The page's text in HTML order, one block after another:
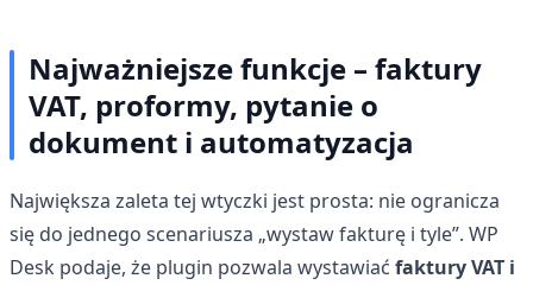
Najważniejsze funkcje – faktury
VAT, proformy, pytanie o
dokument i automatyzacja
Największa zaleta tej wtyczki jest prosta: nie ogranicza
się do jednego scenariusza „wystaw fakturę i tyle”. WP
Desk podaje, że plugin pozwala wystawiać faktury VAT i